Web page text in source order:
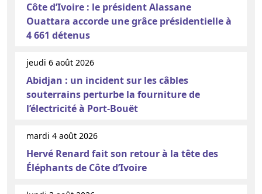
Côte d’Ivoire : le président Alassane
Ouattara accorde une grâce présidentielle à
4 661 détenus
jeudi 6 août 2026
Abidjan : un incident sur les câbles
souterrains perturbe la fourniture de
l’électricité à Port-Bouët
mardi 4 août 2026
Hervé Renard fait son retour à la tête des
Éléphants de Côte d’Ivoire